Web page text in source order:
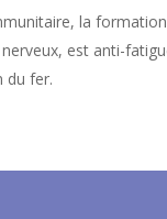
la
est anti-
du fer.